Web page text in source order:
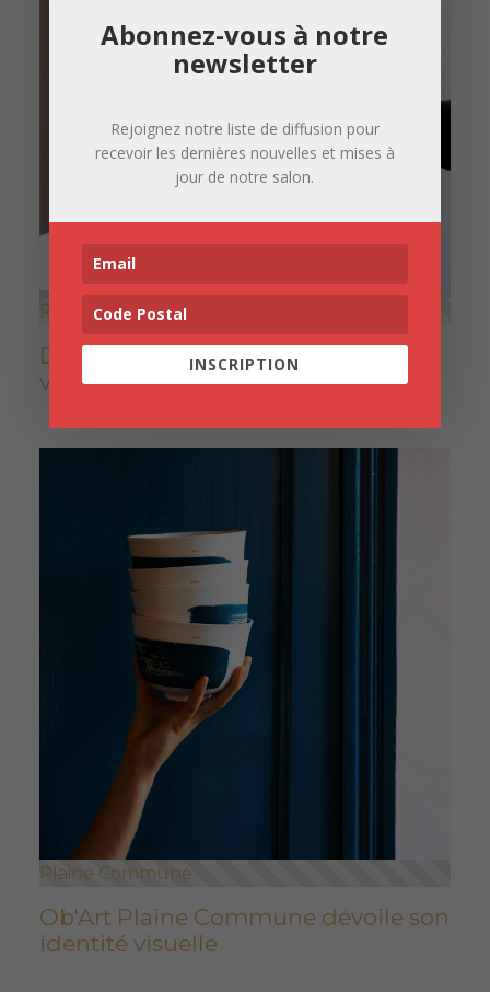
Paris
Découvrez la nouvelle identité
visuelle du salon Ob’Art Paris
Plaine Commune
Ob'Art Plaine Commune dévoile son
identité visuelle
Abonnez-vous à notre
newsletter
Rejoignez notre liste de diffusion pour
recevoir les dernières nouvelles et mises à
jour de notre salon.
INSCRIPTION